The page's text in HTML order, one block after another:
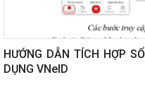
HƯỚNG DẪN TÍCH HỢP
DỤNG VNeID